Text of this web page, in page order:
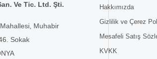
Ve Tic. Ltd. Şti.
Muhabir
Sokak
Hakkımızda
Gizlilik ve Çerez
Mesafeli Satış
KVKK